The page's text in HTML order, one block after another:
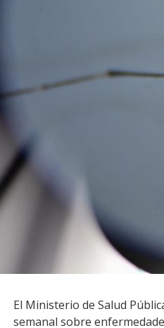
Facebook
El Ministerio de Salud
semanal sobre